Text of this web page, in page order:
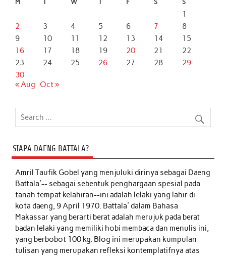
M W F S S
1
2
3 4 5 6 7
8
9
10 11 12 13 14
15
16
17 18 19 20 21
22
23
24 25 26 27 28
29
30
« Aug
Oct »
SIAPA DAENG BATTALA?
Amril Taufik Gobelyang menjuluki dirinya sebagai Daeng
Battala'-- sebagai sebentuk penghargaan spesial pada
tanah tempat kelahiran--ini adalah lelaki yang lahir di
kota daeng, 9 April 1970. Battala' dalam Bahasa
Makassar yang berarti berat adalah merujuk pada berat
badan lelaki yang memiliki hobi membaca dan menulis ini,
yang berbobot 100 kg. Blog ini merupakan kumpulan
tulisan yang merupakan refleksi kontemplatifnya atas